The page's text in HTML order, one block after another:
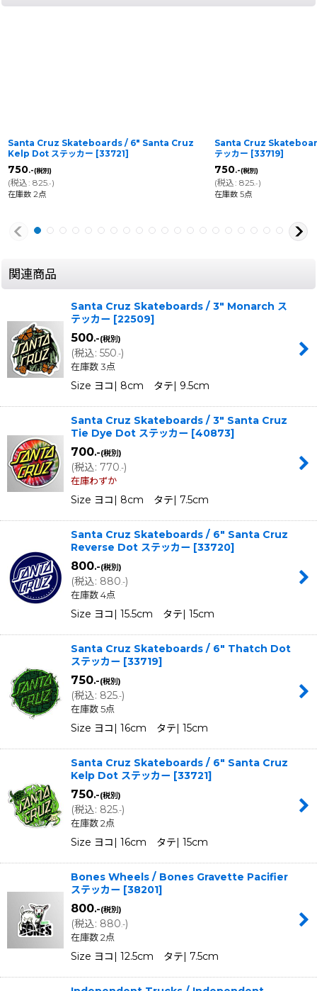
Santa Cruz Skateboards / 6" Santa Cruz
Kelp Dot ステッカー [33721]
750.-(税別)
(税込: 825.-)
在庫数 2点
Santa Cruz
テッカー [33719]
750.-(税別)
(税込: 825.-)
在庫数 5点
関連商品
Santa Cruz Skateboards / 3" Monarch ス
テッカー [22509]
500.-(税別)
(税込: 550.-)
在庫数 3点
Size ヨコ| 8cm タテ| 9.5cm
Santa Cruz Skateboards / 3" Santa Cruz
Tie Dye Dot ステッカー [40873]
700.-(税別)
(税込: 770.-)
在庫わずか
Size ヨコ| 8cm タテ| 7.5cm
Santa Cruz Skateboards / 6" Santa Cruz
Reverse Dot ステッカー [33720]
800.-(税別)
(税込: 880.-)
在庫数 4点
Size ヨコ| 15.5cm タテ| 15cm
Santa Cruz Skateboards / 6" Thatch Dot
ステッカー [33719]
750.-(税別)
(税込: 825.-)
在庫数 5点
Size ヨコ| 16cm タテ| 15cm
Santa Cruz Skateboards / 6" Santa Cruz
Kelp Dot ステッカー [33721]
750.-(税別)
(税込: 825.-)
在庫数 2点
Size ヨコ| 16cm タテ| 15cm
Bones Wheels / Bones Gravette Pacifier
ステッカー [38201]
800.-(税別)
(税込: 880.-)
在庫数 2点
Size ヨコ| 12.5cm タテ| 7.5cm